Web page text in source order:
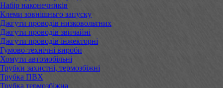
Набір наконечників
Клеми зовнішньго запуску
Джгути проводів низковольтних
Джгути проводів звичайні
Джгути проводів інжекторні
Гумово-технічні вироби
Хомути автомобільні
Трубки захистні, термозбіжні
Трубка ПВХ
Трубка термозбіжна